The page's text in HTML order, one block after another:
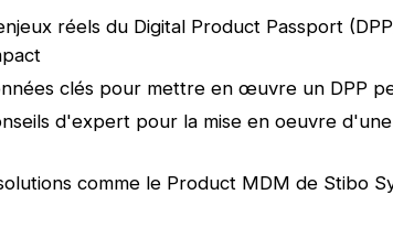
réels du Digital Product Passport
clés pour mettre en œuvre un DPP
d'expert pour la mise en oeuvre
comme le Product MDM de Stibo